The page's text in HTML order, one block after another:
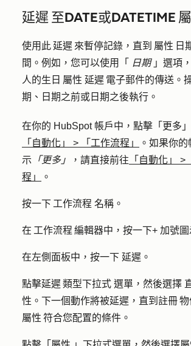
延遲 至DATE或DATETIME
使用此 延遲 來暫停記錄，直到 屬性 日
間。例如，您可以使用「
日期」選項
人的生日 屬性 延遲 電子郵件的傳送。
期、日期之前或日期之後執行。
在你的 HubSpot 帳戶中，點擊 「更多」
「自動化」
> 「工作流程」
。如果你
示 「更多」 ，請直接前往 「自動化」 >
程」
。
按一下 工作流程 名稱 。
在 工作流程 編輯器中，按一下+ 加號圖
在左側面板中，按一下 延遲 。
點擊延遲 類型下拉式 選單，然後選擇
性 。下一個動作將被延遲，直到註冊
屬性 符合您配置的條件。